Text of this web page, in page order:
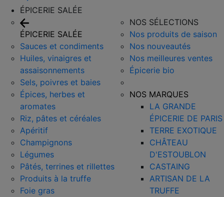
ÉPICERIE SALÉE
ÉPICERIE SALÉE
Sauces et condiments
Huiles, vinaigres et
assaisonnements
Sels, poivres et baies
Épices, herbes et
aromates
Riz, pâtes et céréales
Apéritif
Champignons
Légumes
Pâtés, terrines et rillettes
Produits à la truffe
Foie gras
NOS SÉLECTIONS
Nos produits de saison
Nos nouveautés
Nos meilleures ventes
Épicerie bio
NOS MARQUES
LA GRANDE
ÉPICERIE DE PARIS
TERRE EXOTIQUE
CHÂTEAU
D'ESTOUBLON
CASTAING
ARTISAN DE LA
TRUFFE